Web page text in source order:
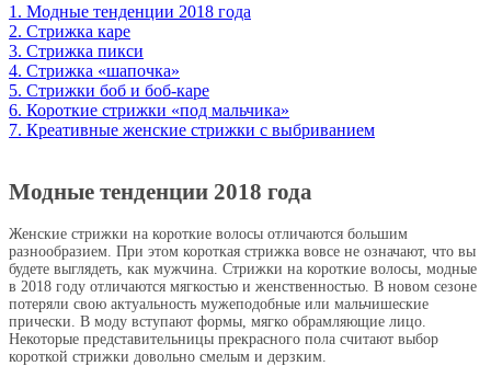
1. Модные тенденции 2018 года
2. Стрижка каре
3. Стрижка пикси
4. Стрижка «шапочка»
5. Стрижки боб и боб-каре
6. Короткие стрижки «под мальчика»
7. Креативные женские стрижки с выбриванием
Модные тенденции 2018 года
Женские стрижки на короткие волосы отличаются большим
разнообразием. При этом короткая стрижка вовсе не означают, что вы
будете выглядеть, как мужчина. Стрижки на короткие волосы, модные
в 2018 году отличаются мягкостью и женственностью. В новом сезоне
потеряли свою актуальность мужеподобные или мальчишеские
прически. В моду вступают формы, мягко обрамляющие лицо.
Некоторые представительницы прекрасного пола считают выбор
короткой стрижки довольно смелым и дерзким.